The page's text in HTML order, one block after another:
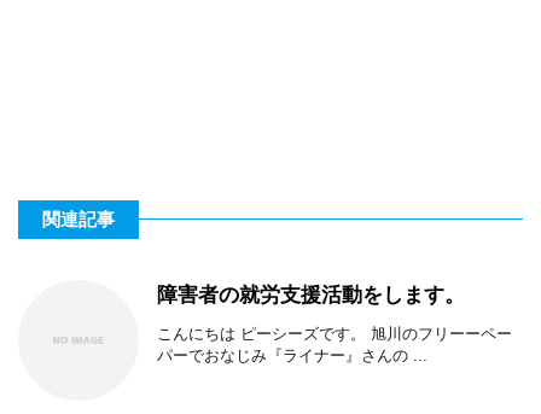
関連記事
障害者の就労支援活動をします。
こんにちは ピーシーズです。 旭川のフリーーペー
パーでおなじみ『ライナー』さんの ...